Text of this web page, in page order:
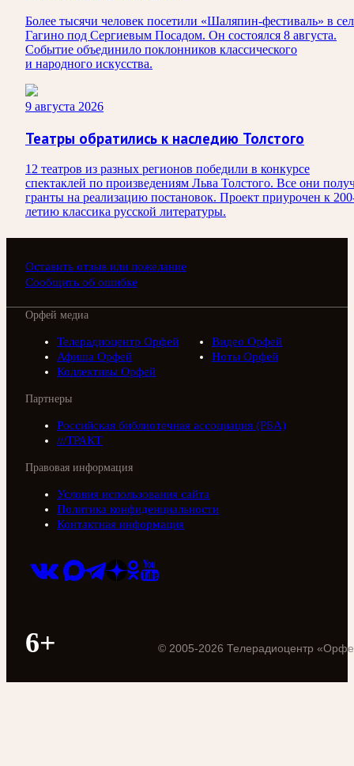
Более тысячи человек посетили «Шаляпин-фестиваль» в
Гагино под Сергиевым Посадом. Он состоялся 8 августа.
Событие объединило поклонников классического
и народного искусства.
9 августа 2026
Театры обратились к наследию Толстого
12 театров из разных регионов победили в конкурсе
спектаклей по произведениям Льва Толстого. Все они
гранты на реализацию постановок. Проект приурочен к
летию классика русской литературы.
Оставить отзыв или пожелание
Сообщить об ошибке
Орфей медиа
Телерадиоцентр Орфей
Видео Орфей
Афиша Орфей
Ноты Орфей
Коллективы Орфей
Партнеры
Российская библиотечная ассоциация (РБА)
///ТРАКТ
Правовая информация
Условия использования сайта
Политика конфиденциальности
Контактная информация
6+ © 2005-2026 Телерадиоцентр